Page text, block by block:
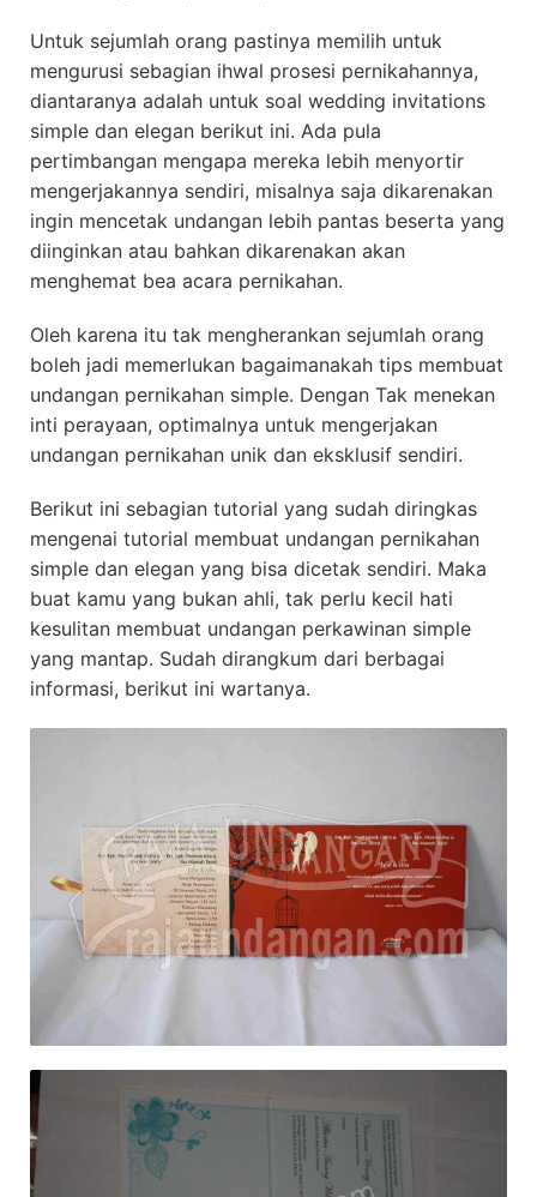
Untuk sejumlah orang pastinya memilih untuk
mengurusi sebagian ihwal prosesi pernikahannya,
diantaranya adalah untuk soal wedding invitations
simple dan elegan berikut ini. Ada pula
pertimbangan mengapa mereka lebih menyortir
mengerjakannya sendiri, misalnya saja dikarenakan
ingin mencetak undangan lebih pantas beserta yang
diinginkan atau bahkan dikarenakan akan
menghemat bea acara pernikahan.
Oleh karena itu tak mengherankan sejumlah orang
boleh jadi memerlukan bagaimanakah tips membuat
undangan pernikahan simple. Dengan Tak menekan
inti perayaan, optimalnya untuk mengerjakan
undangan pernikahan unik dan eksklusif sendiri.
Berikut ini sebagian tutorial yang sudah diringkas
mengenai tutorial membuat undangan pernikahan
simple dan elegan yang bisa dicetak sendiri. Maka
buat kamu yang bukan ahli, tak perlu kecil hati
kesulitan membuat undangan perkawinan simple
yang mantap. Sudah dirangkum dari berbagai
informasi, berikut ini wartanya.